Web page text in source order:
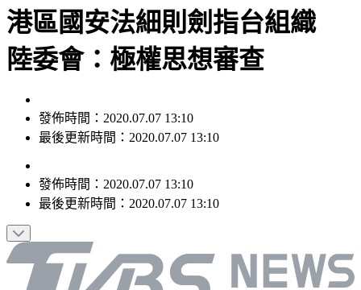
港區國安法細則劍指台組織
陸委會：極權思想審查
發佈時間：2020.07.07 13:10
最後更新時間：2020.07.07 13:10
發佈時間： 2020.07.07 13:10
最後更新時間： 2020.07.07 13:10